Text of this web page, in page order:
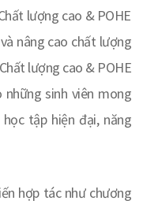
lượng cao & POHE
nâng cao chất lượng
lượng cao & POHE
sinh viên mong
tập hiện đại, năng
hợp tác như chương